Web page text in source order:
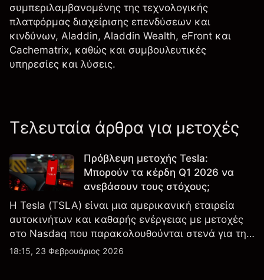
συμπεριλαμβανομένης της τεχνολογικής
πλατφόρμας διαχείρισης επενδύσεων και
κινδύνων, Aladdin, Aladdin Wealth, eFront και
Cachematrix, καθώς και συμβουλευτικές
υπηρεσίες και λύσεις.
Τελευταία άρθρα για μετοχές
Πρόβλεψη μετοχής Tesla:
Μπορούν τα κέρδη Q1 2026 να
ανεβάσουν τους στόχους;
Η Tesla (TSLA) είναι μια αμερικανική εταιρεία
αυτοκινήτων και καθαρής ενέργειας με μετοχές
στο Nasdaq που παρακολουθούνται στενά για την
απόδοση κερδών, τα δεδομένα παραδόσεων και
18:15, 23 Φεβρουάριος 2026